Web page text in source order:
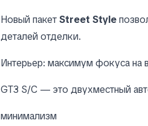
Новый пакетStreet Style
деталей отделки.
Интерьер: максимум фокуса на
GT3 S/C — это двухместный
минимализм